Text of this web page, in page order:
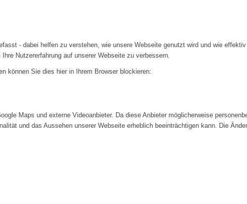
- dabei helfen zu verstehen, wie unsere Webseite genutzt wird und wie
Nutzererfahrung auf unserer Webseite zu verbessern.
können Sie dies hier in Ihrem Browser blockieren:
Maps und externe Videoanbieter. Da diese Anbieter möglicherweise
und das Aussehen unserer Webseite erheblich beeinträchtigen kann. Die